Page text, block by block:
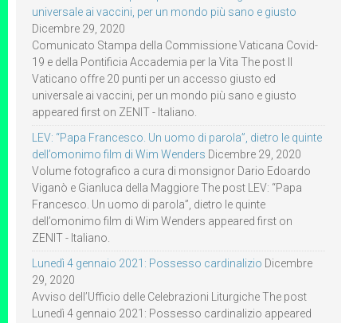
universale ai vaccini, per un mondo più sano e giusto
Dicembre 29, 2020
Comunicato Stampa della Commissione Vaticana Covid-
19 e della Pontificia Accademia per la Vita The post Il
Vaticano offre 20 punti per un accesso giusto ed
universale ai vaccini, per un mondo più sano e giusto
appeared first on ZENIT - Italiano.
LEV: “Papa Francesco. Un uomo di parola”, dietro le quinte
dell’omonimo film di Wim Wenders Dicembre 29, 2020
Volume fotografico a cura di monsignor Dario Edoardo
Viganò e Gianluca della Maggiore The post LEV: “Papa
Francesco. Un uomo di parola”, dietro le quinte
dell’omonimo film di Wim Wenders appeared first on
ZENIT - Italiano.
Lunedì 4 gennaio 2021: Possesso cardinalizio Dicembre
29, 2020
Avviso dell’Ufficio delle Celebrazioni Liturgiche The post
Lunedì 4 gennaio 2021: Possesso cardinalizio appeared